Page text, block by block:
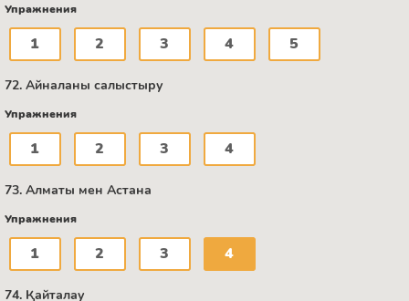
Упражнения
1 2 3 4 5
72. Айналаны салыстыру
Упражнения
1 2 3 4
73. Алматы мен Астана
Упражнения
1 2 3 4
74. Қайталау